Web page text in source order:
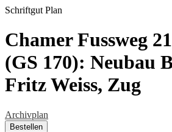
Schriftgut Plan
Chamer Fussweg
(GS 170): Neubau
Fritz Weiss, Zug
Archivplan
Bestellen